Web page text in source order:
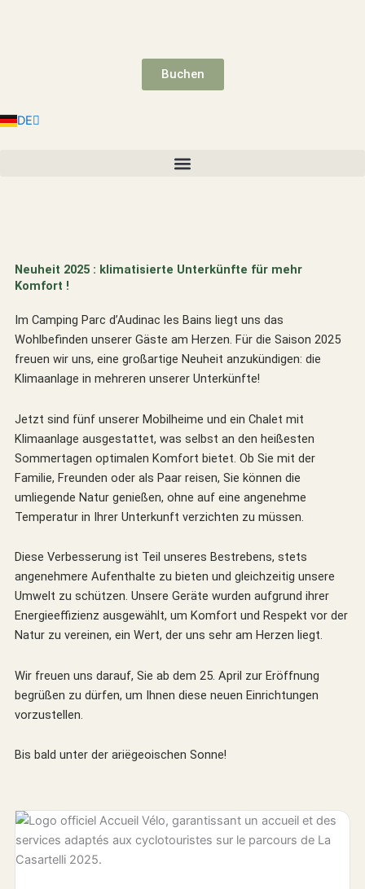
Buchen
DE
FR
Neuheit 2025 : klimatisierte Unterkünfte für mehr
Komfort !
Im Camping Parc d’Audinac les Bains liegt uns das
Wohlbefinden unserer Gäste am Herzen. Für die Saison 2025
freuen wir uns, eine großartige Neuheit anzukündigen: die
Klimaanlage in mehreren unserer Unterkünfte!
Jetzt sind fünf unserer Mobilheime und ein Chalet mit
Klimaanlage ausgestattet, was selbst an den heißesten
Sommertagen optimalen Komfort bietet. Ob Sie mit der
Familie, Freunden oder als Paar reisen, Sie können die
umliegende Natur genießen, ohne auf eine angenehme
Temperatur in Ihrer Unterkunft verzichten zu müssen.
Diese Verbesserung ist Teil unseres Bestrebens, stets
angenehmere Aufenthalte zu bieten und gleichzeitig unsere
Umwelt zu schützen. Unsere Geräte wurden aufgrund ihrer
Energieeffizienz ausgewählt, um Komfort und Respekt vor der
Natur zu vereinen, ein Wert, der uns sehr am Herzen liegt.
Wir freuen uns darauf, Sie ab dem 25. April zur Eröffnung
begrüßen zu dürfen, um Ihnen diese neuen Einrichtungen
vorzustellen.
Bis bald unter der ariëgeoischen Sonne!